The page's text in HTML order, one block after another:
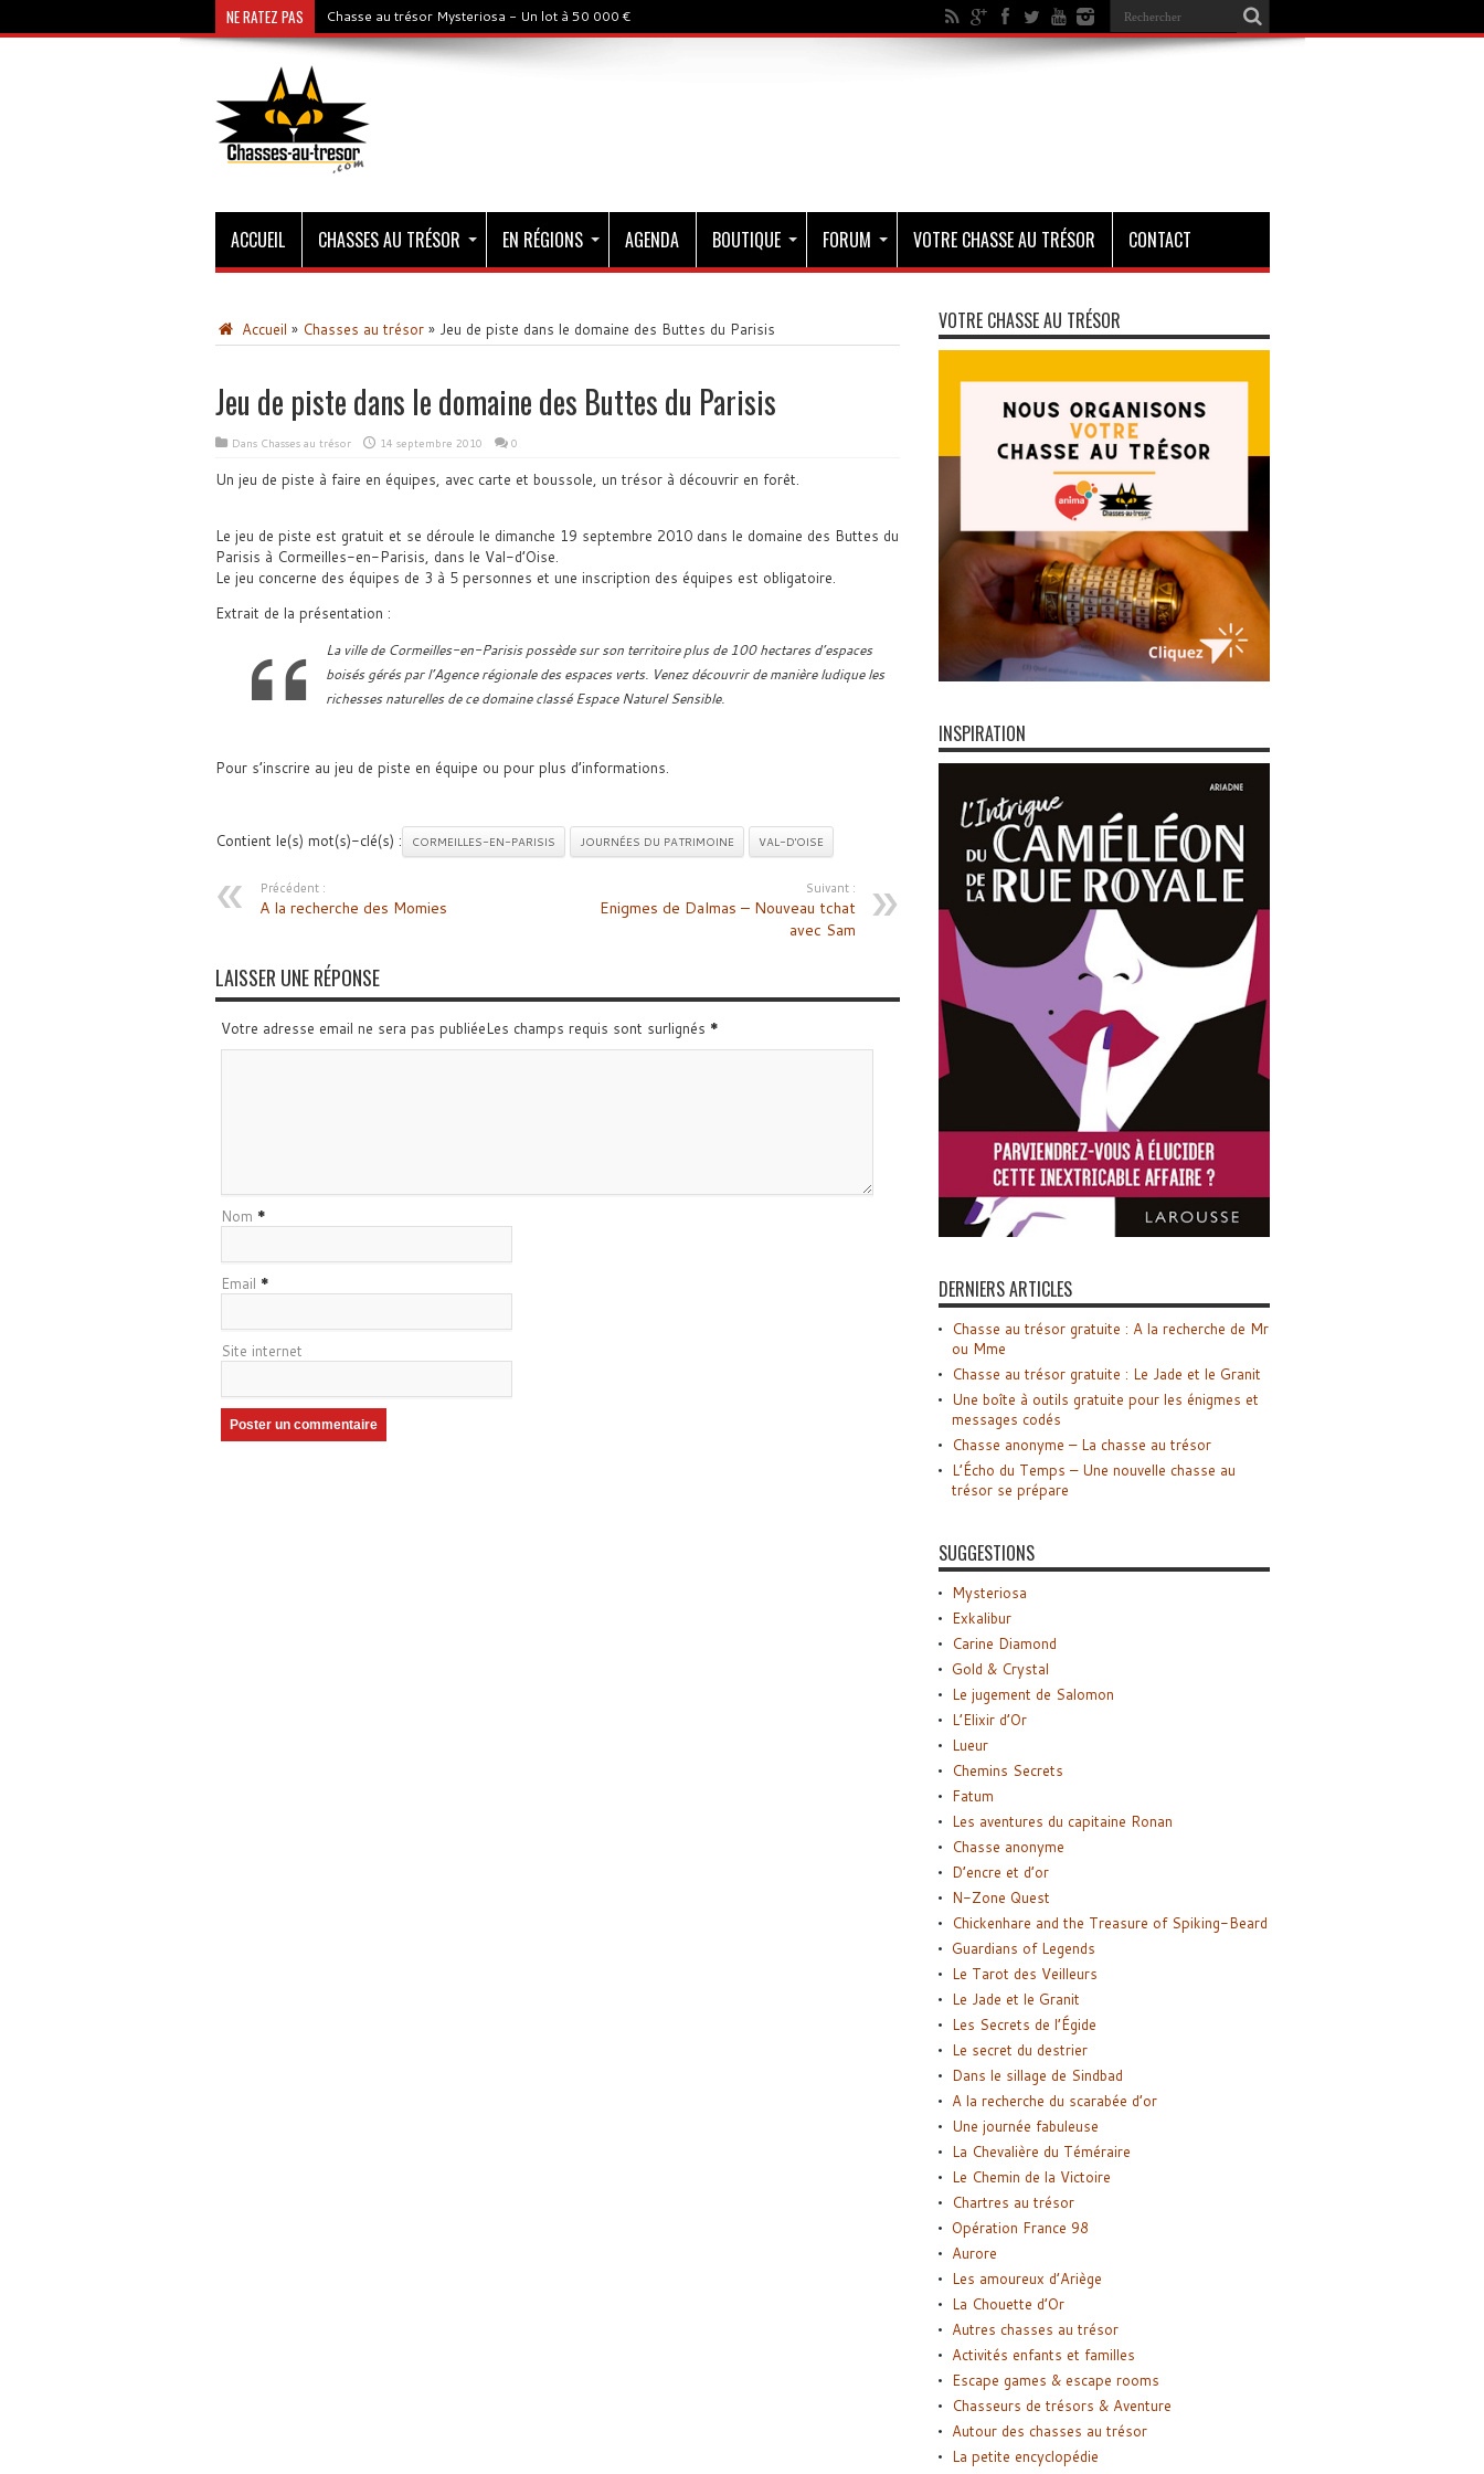
NE RATEZ PAS Chasse au trésor Mysteriosa - Un lot à 50 000 €
ACCUEIL CHASSES AU TRÉSOR EN RÉGIONS AGENDA BOUTIQUE FORUM VOTRE CHASSE AU TRÉSOR CONTACT
Accueil » Chasses au trésor » Jeu de piste dans le domaine des Buttes du Parisis
Jeu de piste dans le domaine des Buttes du Parisis
Dans Chasses au trésor 14 septembre 2010 0
Un jeu de piste à faire en équipes, avec carte et boussole, un trésor à découvrir en forêt.
Le jeu de piste est gratuit et se déroule le dimanche 19 septembre 2010 dans le domaine des Buttes du
Parisis à Cormeilles-en-Parisis, dans le Val-d’Oise.
Le jeu concerne des équipes de 3 à 5 personnes et une inscription des équipes est obligatoire.
Extrait de la présentation :
La ville de Cormeilles-en-Parisis possède sur son territoire plus de 100 hectares d’espaces
boisés gérés par l’Agence régionale des espaces verts. Venez découvrir de manière ludique les
richesses naturelles de ce domaine classé Espace Naturel Sensible.
Pour s’inscrire au jeu de piste en équipe ou pour plus d’informations.
Contient le(s) mot(s)-clé(s) : CORMEILLES-EN-PARISIS JOURNÉES DU PATRIMOINE VAL-D'OISE
Précédent :
A la recherche des Momies
Suivant :
Enigmes de Dalmas – Nouveau tchat
avec Sam
LAISSER UNE RÉPONSE
Votre adresse email ne sera pas publiéeLes champs requis sont surlignés *
Nom *
Email *
Site internet
VOTRE CHASSE AU TRÉSOR
INSPIRATION
DERNIERS ARTICLES
Chasse au trésor gratuite : A la recherche de Mr
ou Mme
Chasse au trésor gratuite : Le Jade et le Granit
Une boîte à outils gratuite pour les énigmes et
messages codés
Chasse anonyme – La chasse au trésor
L’Écho du Temps – Une nouvelle chasse au
trésor se prépare
SUGGESTIONS
Mysteriosa
Exkalibur
Carine Diamond
Gold & Crystal
Le jugement de Salomon
L’Elixir d’Or
Lueur
Chemins Secrets
Fatum
Les aventures du capitaine Ronan
Chasse anonyme
D’encre et d’or
N-Zone Quest
Chickenhare and the Treasure of Spiking-Beard
Guardians of Legends
Le Tarot des Veilleurs
Le Jade et le Granit
Les Secrets de l’Égide
Le secret du destrier
Dans le sillage de Sindbad
A la recherche du scarabée d’or
Une journée fabuleuse
La Chevalière du Téméraire
Le Chemin de la Victoire
Chartres au trésor
Opération France 98
Aurore
Les amoureux d’Ariège
La Chouette d’Or
Autres chasses au trésor
Activités enfants et familles
Escape games & escape rooms
Chasseurs de trésors & Aventure
Autour des chasses au trésor
La petite encyclopédie